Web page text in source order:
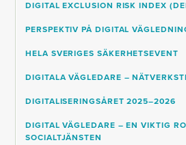
DIGITAL EXCLUSION RISK INDEX
PERSPEKTIV PÅ DIGITAL
HELA SVERIGES SÄKERHETSEVENT
DIGITALA VÄGLEDARE –
DIGITALISERINGSÅRET 2025–2026
DIGITAL VÄGLEDARE – EN VIKTIG
SOCIALTJÄNSTEN